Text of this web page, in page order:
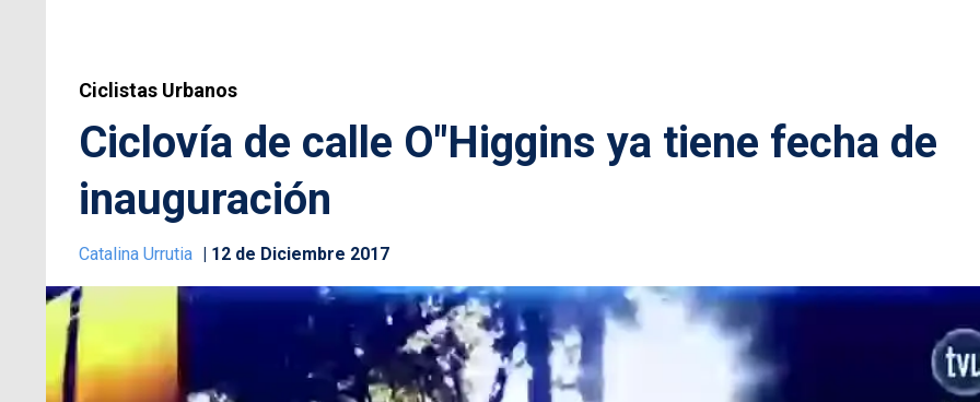
Ciclistas Urbanos
Ciclovía de calle O"Higgins ya tiene fecha de
inauguración
Catalina Urrutia 12 de Diciembre 2017